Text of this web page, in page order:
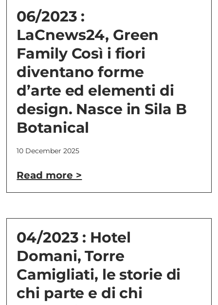
06/2023 :
LaCnews24, Green
Family Così i fiori
diventano forme
d’arte ed elementi di
design. Nasce in Sila B
Botanical
10 December 2025
Read more >
04/2023 : Hotel
Domani, Torre
Camigliati, le storie di
chi parte e di chi